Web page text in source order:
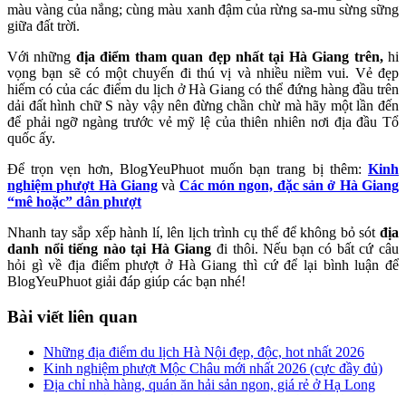
màu vàng của nắng; cùng màu xanh đậm của rừng sa-mu sừng sững
giữa đất trời.
Với những địa điểm tham quan đẹp nhất tại Hà Giang trên,hi
vọng bạn sẽ có một chuyến đi thú vị và nhiều niềm vui. Vẻ đẹp
hiếm có của các điểm du lịch ở Hà Giang có thể đứng hàng đầu trên
dải đất hình chữ S này vậy nên đừng chần chừ mà hãy một lần đến
để phải ngỡ ngàng trước vẻ mỹ lệ của thiên nhiên nơi địa đầu Tổ
quốc ấy.
Để trọn vẹn hơn, BlogYeuPhuot muốn bạn trang bị thêm: Kinh
nghiệm phượt Hà Giang và Các món ngon, đặc sản ở Hà Giang
“mê hoặc” dân phượt
Nhanh tay sắp xếp hành lí, lên lịch trình cụ thể để không bỏ sót địa
danh nổi tiếng nào tại Hà Giang đi thôi. Nếu bạn có bất cứ câu
hỏi gì về địa điểm phượt ở Hà Giang thì cứ để lại bình luận để
BlogYeuPhuot giải đáp giúp các bạn nhé!
Bài viết liên quan
Những địa điểm du lịch Hà Nội đẹp, độc, hot nhất 2026
Kinh nghiệm phượt Mộc Châu mới nhất 2026 (cực đầy đủ)
Địa chỉ nhà hàng, quán ăn hải sản ngon, giá rẻ ở Hạ Long